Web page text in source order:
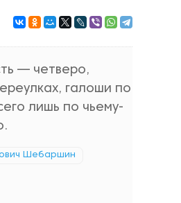
— четверо,
галоши по
лишь по чьему-
Шебаршин